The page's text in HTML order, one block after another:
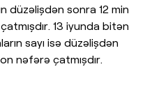
düzəlişdən sonra 12 min
13 iyunda bitən
sayı isə düzəlişdən
nəfərə çatmışdır.